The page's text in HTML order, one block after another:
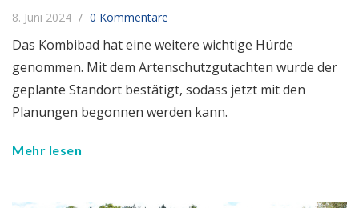
8. Juni 2024 0 Kommentare
Das Kombibad hat eine weitere wichtige Hürde
genommen. Mit dem Artenschutzgutachten wurde der
geplante Standort bestätigt, sodass jetzt mit den
Planungen begonnen werden kann.
Mehr lesen